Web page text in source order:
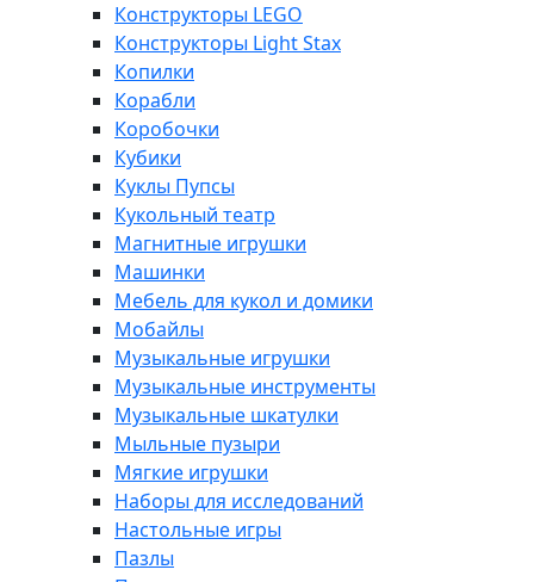
Конструкторы LEGO
Конструкторы Light Stax
Копилки
Корабли
Коробочки
Кубики
Куклы Пупсы
Кукольный театр
Магнитные игрушки
Машинки
Мебель для кукол и домики
Мобайлы
Музыкальные игрушки
Музыкальные инструменты
Музыкальные шкатулки
Мыльные пузыри
Мягкие игрушки
Наборы для исследований
Настольные игры
Пазлы